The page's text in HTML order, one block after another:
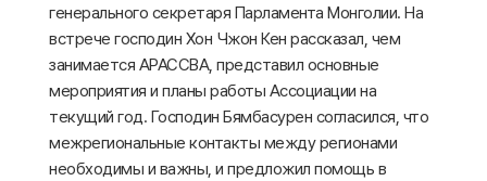
генерального секретаря Парламента Монголии. На
встрече господин Хон Чжон Кен рассказал, чем
занимается АРАССВА, представил основные
мероприятия и планы работы Ассоциации на
текущий год. Господин Бямбасурен согласился, что
межрегиональные контакты между регионами
необходимы и важны, и предложил помощь в